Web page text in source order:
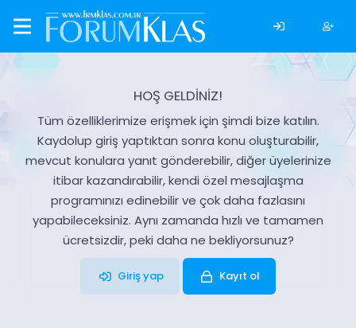
HOŞ GELDİNİZ!
Tüm özelliklerimize erişmek için şimdi bize katılın.
Kaydolup giriş yaptıktan sonra konu oluşturabilir,
mevcut konulara yanıt gönderebilir, diğer üyelerinize
itibar kazandırabilir, kendi özel mesajlaşma
programınızı edinebilir ve çok daha fazlasını
yapabileceksiniz. Aynı zamanda hızlı ve tamamen
ücretsizdir, peki daha ne bekliyorsunuz?
Giriş yap Kayıt ol